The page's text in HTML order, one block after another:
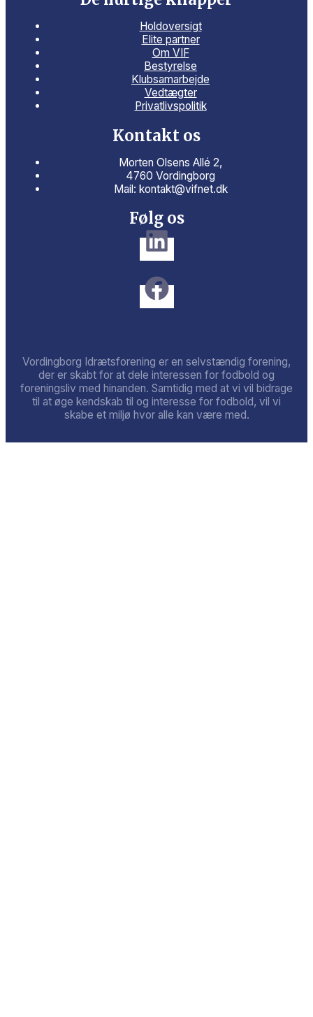
Holdoversigt
Elite partner
Om VIF
Bestyrelse
Klubsamarbejde
Vedtægter
Privatlivspolitik
Kontakt os
Morten Olsens Allé 2,
4760 Vordingborg
Mail: kontakt@vifnet.dk
Følg os
Vordingborg Idrætsforening er en selvstændig forening,
der er skabt for at dele interessen for fodbold og
foreningsliv med hinanden. Samtidig med at vi vil bidrage
til at øge kendskab til og interesse for fodbold, vil vi
skabe et miljø hvor alle kan være med.